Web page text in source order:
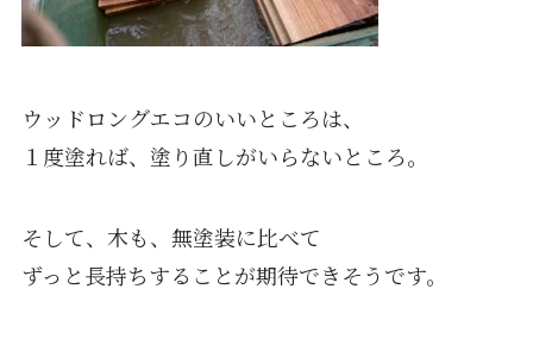
ウッドロングエコのいいところは、
１度塗れば、塗り直しがいらないところ。
そして、木も、無塗装に比べて
ずっと長持ちすることが期待できそうです。